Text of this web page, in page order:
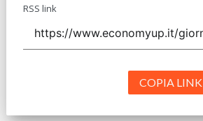
RSS link
COPIA LINK